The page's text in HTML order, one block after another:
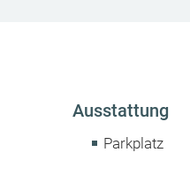
Ausstattung
Parkplatz